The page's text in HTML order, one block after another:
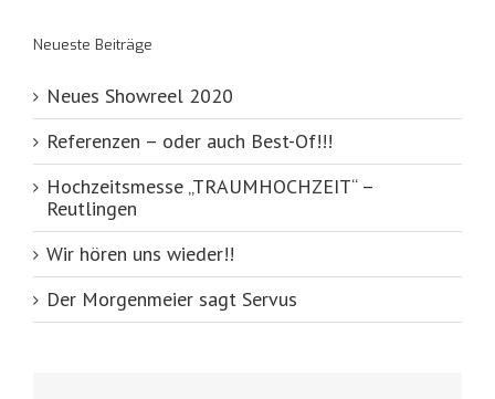
Neueste Beiträge
Neues Showreel 2020
Referenzen – oder auch Best-Of!!!
Hochzeitsmesse „TRAUMHOCHZEIT“ –
Reutlingen
Wir hören uns wieder!!
Der Morgenmeier sagt Servus